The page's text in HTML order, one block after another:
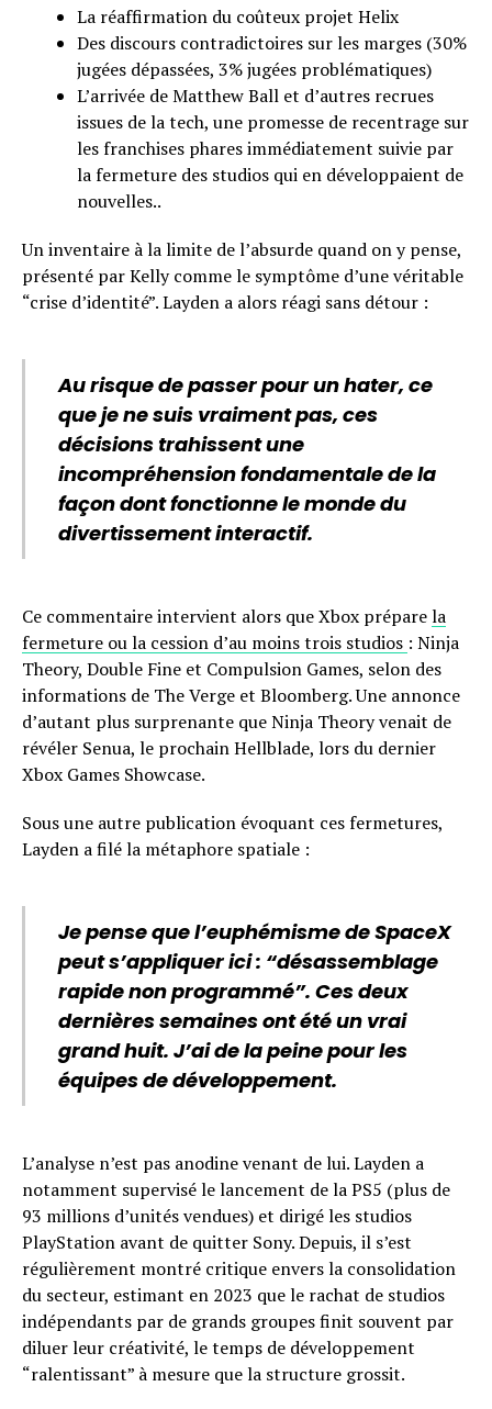
La réaffirmation du coûteux projet Helix
Des discours contradictoires sur les marges (30%
jugées dépassées, 3% jugées problématiques)
L’arrivée de Matthew Ball et d’autres recrues
issues de la tech, une promesse de recentrage sur
les franchises phares immédiatement suivie par
la fermeture des studios qui en développaient de
nouvelles..
Un inventaire à la limite de l’absurde quand on y pense,
présenté par Kelly comme le symptôme d’une véritable
“crise d’identité”. Layden a alors réagi sans détour :
Au risque de passer pour un hater, ce
que je ne suis vraiment pas, ces
décisions trahissent une
incompréhension fondamentale de la
façon dont fonctionne le monde du
divertissement interactif.
Ce commentaire intervient alors que Xbox préparela
fermeture ou la cession d’au moins trois studios : Ninja
Theory, Double Fine et Compulsion Games, selon des
informations de The Verge et Bloomberg. Une annonce
d’autant plus surprenante que Ninja Theory venait de
révéler Senua, le prochain Hellblade, lors du dernier
Xbox Games Showcase.
Sous une autre publication évoquant ces fermetures,
Layden a filé la métaphore spatiale :
Je pense que l’euphémisme de SpaceX
peut s’appliquer ici : “désassemblage
rapide non programmé”. Ces deux
dernières semaines ont été un vrai
grand huit. J’ai de la peine pour les
équipes de développement.
L’analyse n’est pas anodine venant de lui. Layden a
notamment supervisé le lancement de la PS5 (plus de
93 millions d’unités vendues) et dirigé les studios
PlayStation avant de quitter Sony. Depuis, il s’est
régulièrement montré critique envers la consolidation
du secteur, estimant en 2023 que le rachat de studios
indépendants par de grands groupes finit souvent par
diluer leur créativité, le temps de développement
“ralentissant” à mesure que la structure grossit.